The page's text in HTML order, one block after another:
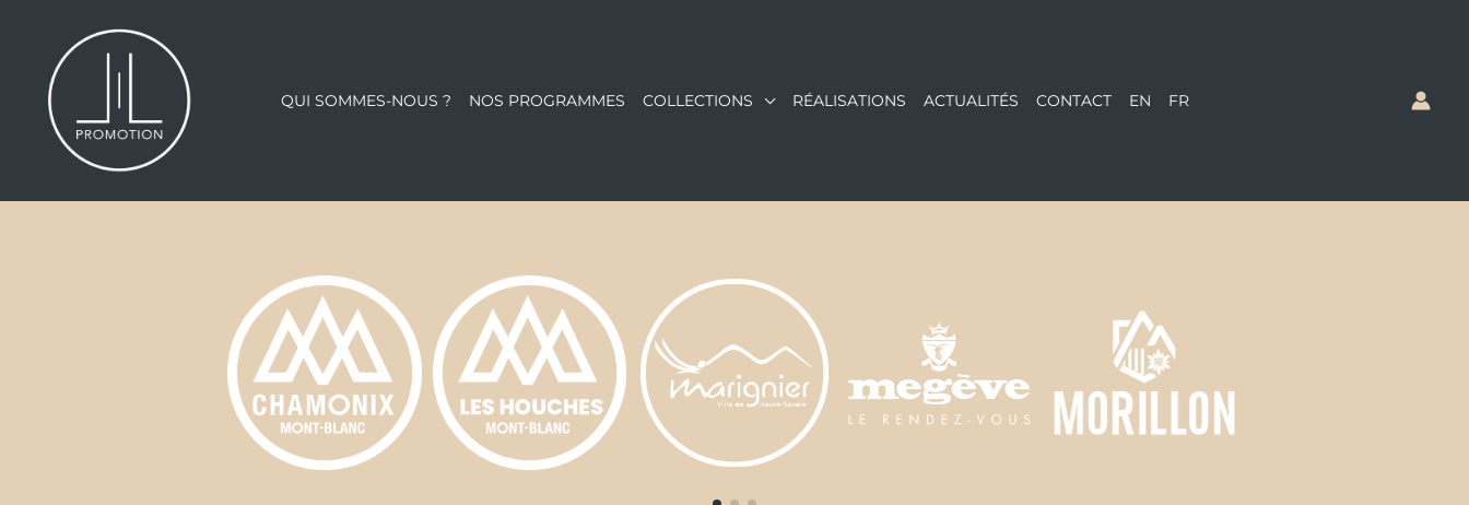
contenu
QUI SOMMES-NOUS ? NOS PROGRAMMES COLLECTIONS RÉALISATIONS ACTUALITÉS CONTACT EN FR